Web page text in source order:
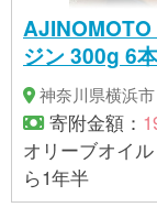
AJINOMOTO
ジン 300g 6
神奈川県横浜市
寄附金額：
オリーブオイル 300g×６本
ら1年半